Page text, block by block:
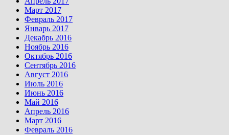
Март 2017
Февраль 2017
Январь 2017
Декабрь 2016
Ноябрь 2016
Октябрь 2016
Сентябрь 2016
Август 2016
Июль 2016
Июнь 2016
Май 2016
Апрель 2016
Март 2016
Февраль 2016